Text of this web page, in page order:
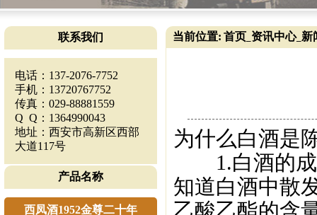
联系我们
电话：137-2076-7752
手机：13720767752
传真：029-88881559
Q Q：1364990043
地址：西安市高新区西部
大道117号
产品名称
西凤酒1952金尊二十年
当前位置: 首页 资讯中心_ 新
为什么白酒是
1.白酒的成
知道白酒中散